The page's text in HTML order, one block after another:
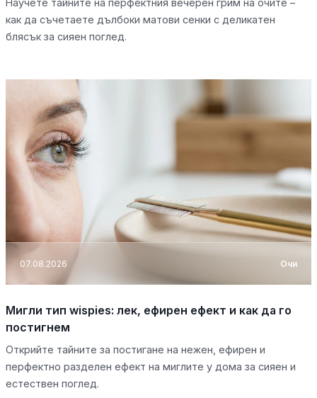
Научете тайните на перфектния вечерен грим на очите –
как да съчетаете дълбоки матови сенки с деликатен
блясък за сияен поглед.
07.08.2026 Очи
Мигли тип wispies: лек, ефирен ефект и как да го
постигнем
Открийте тайните за постигане на нежен, ефирен и
перфектно разделен ефект на миглите у дома за сияен и
естествен поглед.